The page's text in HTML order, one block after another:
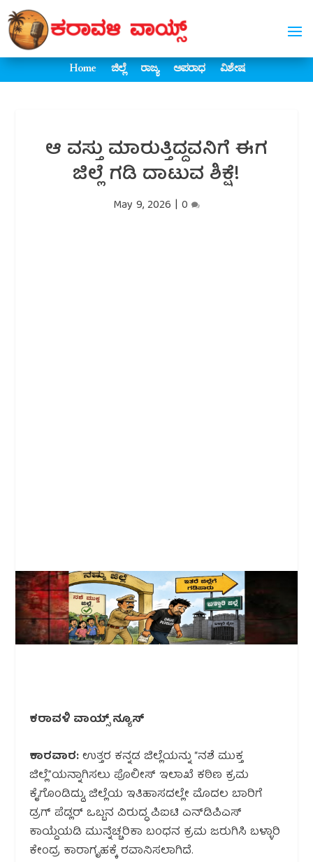
Home ಜಿಲ್ಲೆ ರಾಜ್ಯ ಅಪರಾಧ ವಿಶೇಷ
ಆ ವಸ್ತು ಮಾರುತ್ತಿದ್ದವನಿಗೆ ಈಗ
ಜಿಲ್ಲೆ ಗಡಿ ದಾಟುವ ಶಿಕ್ಷೆ!
May 9, 2026 | 0
ಕರಾವಳಿ ವಾಯ್ಸ್ ನ್ಯೂಸ್
ಕಾರವಾರ:ಉತ್ತರ ಕನ್ನಡ ಜಿಲ್ಲೆಯನ್ನು “ನಶೆ ಮುಕ್ತ
ಜಿಲ್ಲೆ”ಯನ್ನಾಗಿಸಲು ಪೊಲೀಸ್ ಇಲಾಖೆ ಕಠಿಣ ಕ್ರಮ
ಕೈಗೊಂಡಿದ್ದು, ಜಿಲ್ಲೆಯ ಇತಿಹಾಸದಲ್ಲೇ ಮೊದಲ ಬಾರಿಗೆ
ಡ್ರಗ್ ಪೆಡ್ಲರ್ ಒಬ್ಬನ ವಿರುದ್ಧ ಪಿಐಟಿ ಎನ್‌ಡಿಪಿಎಸ್
ಕಾಯ್ದೆಯಡಿ ಮುನ್ನೆಚ್ಚರಿಕಾ ಬಂಧನ ಕ್ರಮ ಜರುಗಿಸಿ ಬಳ್ಳಾರಿ
ಕೇಂದ್ರ ಕಾರಾಗೃಹಕ್ಕೆ ರವಾನಿಸಲಾಗಿದೆ.